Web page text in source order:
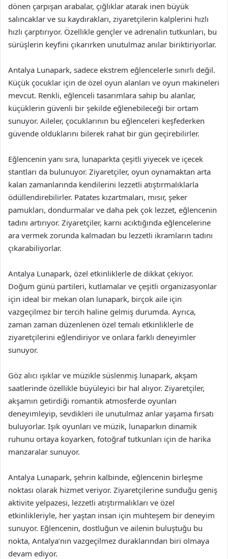
dönen çarpışan arabalar, çığlıklar atarak inen büyük
salıncaklar ve su kaydırakları, ziyaretçilerin kalplerini hızlı
hızlı çarptırıyor. Özellikle gençler ve adrenalin tutkunları, bu
sürüşlerin keyfini çıkarırken unutulmaz anılar biriktiriyorlar.
Antalya Lunapark, sadece ekstrem eğlencelerle sınırlı değil.
Küçük çocuklar için de özel oyun alanları ve oyun makineleri
mevcut. Renkli, eğlenceli tasarımlara sahip bu alanlar,
küçüklerin güvenli bir şekilde eğlenebileceği bir ortam
sunuyor. Aileler, çocuklarının bu eğlenceleri keşfederken
güvende olduklarını bilerek rahat bir gün geçirebilirler.
Eğlencenin yanı sıra, lunaparkta çeşitli yiyecek ve içecek
stantları da bulunuyor. Ziyaretçiler, oyun oynamaktan arta
kalan zamanlarında kendilerini lezzetli atıştırmalıklarla
ödüllendirebilirler. Patates kızartmaları, mısır, şeker
pamukları, dondurmalar ve daha pek çok lezzet, eğlencenin
tadını artırıyor. Ziyaretçiler, karnı acıktığında eğlencelerine
ara vermek zorunda kalmadan bu lezzetli ikramların tadını
çıkarabiliyorlar.
Antalya Lunapark, özel etkinliklerle de dikkat çekiyor.
Doğum günü partileri, kutlamalar ve çeşitli organizasyonlar
için ideal bir mekan olan lunapark, birçok aile için
vazgeçilmez bir tercih haline gelmiş durumda. Ayrıca,
zaman zaman düzenlenen özel temalı etkinliklerle de
ziyaretçilerini eğlendiriyor ve onlara farklı deneyimler
sunuyor.
Göz alıcı ışıklar ve müzikle süslenmiş lunapark, akşam
saatlerinde özellikle büyüleyici bir hal alıyor. Ziyaretçiler,
akşamın getirdiği romantik atmosferde oyunları
deneyimleyip, sevdikleri ile unutulmaz anlar yaşama fırsatı
buluyorlar. Işık oyunları ve müzik, lunaparkın dinamik
ruhunu ortaya koyarken, fotoğraf tutkunları için de harika
manzaralar sunuyor.
Antalya Lunapark, şehrin kalbinde, eğlencenin birleşme
noktası olarak hizmet veriyor. Ziyaretçilerine sunduğu geniş
aktivite yelpazesi, lezzetli atıştırmalıkları ve özel
etkinlikleriyle, her yaştan insan için muhteşem bir deneyim
sunuyor. Eğlencenin, dostluğun ve ailenin buluştuğu bu
nokta, Antalya’nın vazgeçilmez duraklarından biri olmaya
devam ediyor.